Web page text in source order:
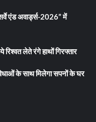
एंड अवार्ड्स-2026” में
रिश्वत लेते रंगे हाथों गिरफ्तार
के साथ मिलेगा सपनों के घर